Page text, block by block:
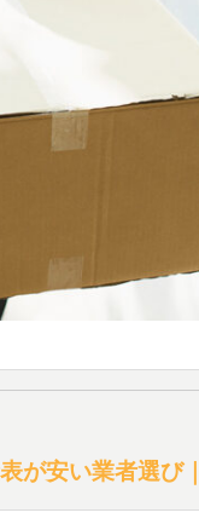
が安い業者選び